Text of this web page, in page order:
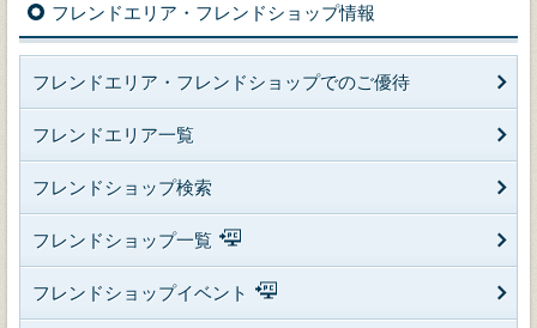
フレンドエリア・フレンドショップ情報
フレンドエリア・フレンドショップでのご優待
フレンドエリア一覧
フレンドショップ検索
フレンドショップ一覧
フレンドショップイベント